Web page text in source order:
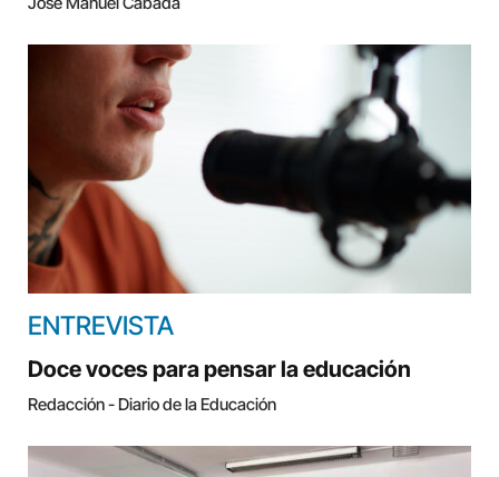
ENTREVISTA
Doce voces para pensar la educación
Redacción - Diario de la Educación